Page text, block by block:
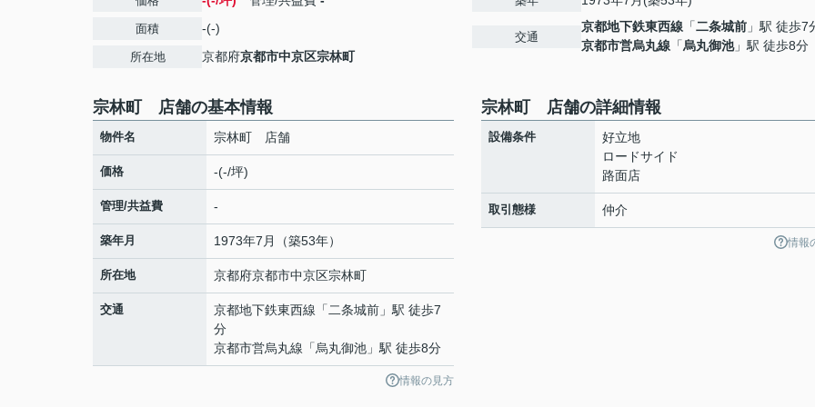
面積 -(-)
所在地 京都府京都市中京区宗林町
交通
京都地下鉄東西線 「二条城前 」駅 徒歩7
京都市営烏丸線 「烏丸御池」駅 徒歩8分
宗林町 店舗の基本情報
物件名 宗林町 店舗
価格 -(-/坪)
管理/共益費 -
築年月 1973年7月（築53年）
所在地 京都府京都市中京区宗林町
交通 京都地下鉄東西線 「 二条城前 」駅 徒歩7
分
京都市営烏丸線 「烏丸御池 」駅 徒歩8分
情報の見方
宗林町 店舗の詳細情報
設備条件
好立地
ロードサイド
路面店
取引態様 仲介
情報